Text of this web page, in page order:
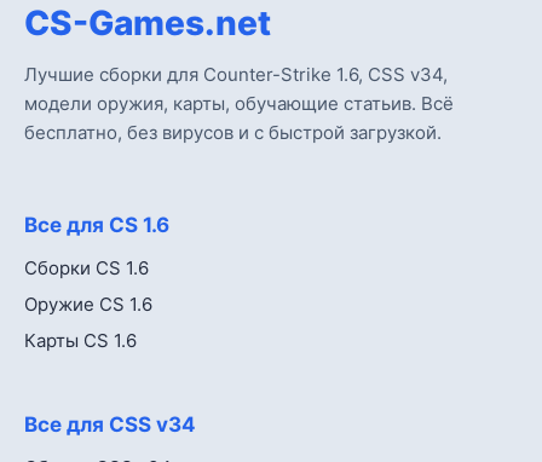
CS-Games.net
Лучшие сборки для Counter-Strike 1.6, CSS v34,
модели оружия, карты, обучающие статьив. Всё
бесплатно, без вирусов и с быстрой загрузкой.
Все для CS 1.6
Сборки CS 1.6
Оружие CS 1.6
Карты CS 1.6
Все для CSS v34